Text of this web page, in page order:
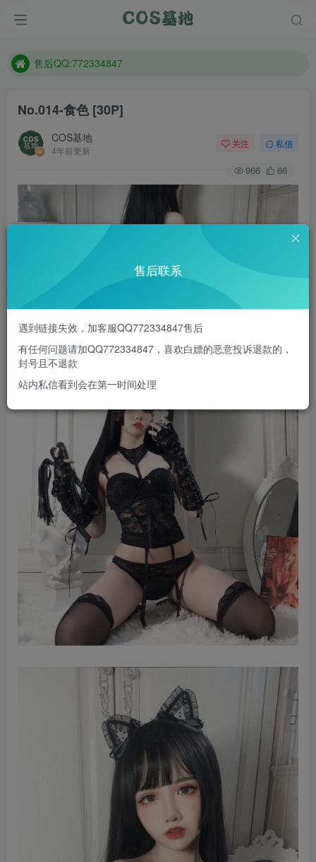
防失联：百度搜索《趣画刊》，实时查看最新站点。
售后QQ:772334847
No.014-食色 [30P]
COS基地
4年前更新
关注 私信
966 66
售后联系
遇到链接失效，加客服QQ772334847售后
有任何问题请加QQ772334847，喜欢白嫖的恶意投诉退款的，
封号且不退款
站内私信看到会在第一时间处理